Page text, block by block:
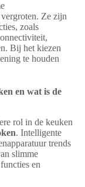
Ze zijn
zoals
Bij het kiezen
te houden
en wat is de
rol in de keuken
. Intelligente
trends
slimme
en